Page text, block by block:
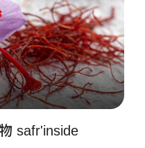
safr'inside